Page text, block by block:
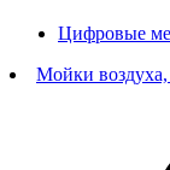
Цифровые
Мойки